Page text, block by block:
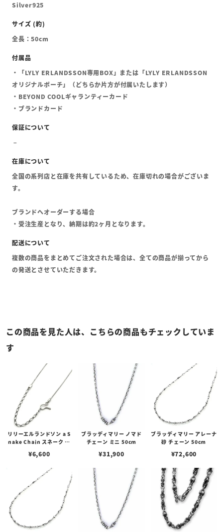
Silver925
全長：50cm
・「LYLY ERLANDSSON専用BOX」または「LYLY ERLANDSSON
オリジナルポーチ」（どちらか片方が付属いたします）
・BEYOND COOLギャランティーカード
・ブランドカード
全国の系列店と在庫を共有しているため、在庫切れの場合がございま
す。
ブランドへオーダーする場合
・受注生産となり、納期は約2ヶ月となります。
複数の商品をまとめてご注文された場合は、全ての商品が揃ってから
の発送とさせていただきます。
この商品を見た人は、こちらの商品もチェックしていま
す
リリーエルランドソン a S
nake Chain スネーク チ
¥6,600
ブラッディマリー ノマド
チェーン ミニ 50cm
¥31,900
ブラッディマリー アレーナ
砂 チェーン 50cm
¥72,600